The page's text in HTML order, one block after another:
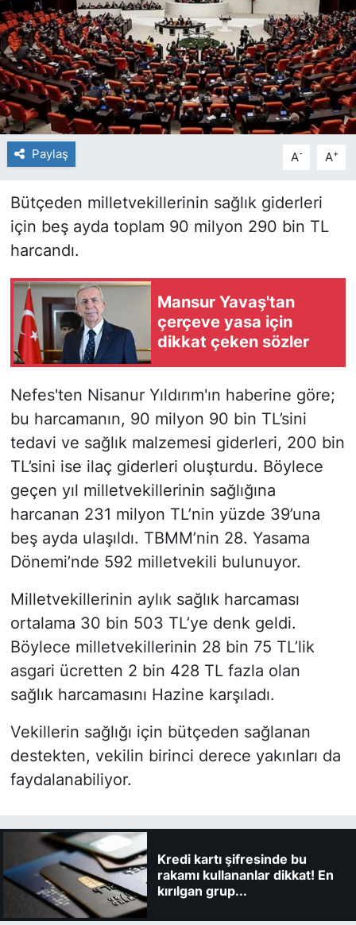
Paylaş A- A+
Bütçeden milletvekillerinin sağlık giderleri
için beş ayda toplam 90 milyon 290 bin TL
harcandı.
Mansur Yavaş'tan
çerçeve yasa için
dikkat çeken sözler
Nefes'ten Nisanur Yıldırım'ın haberine göre;
bu harcamanın, 90 milyon 90 bin TL’sini
tedavi ve sağlık malzemesi giderleri, 200 bin
TL’sini ise ilaç giderleri oluşturdu. Böylece
geçen yıl milletvekillerinin sağlığına
harcanan 231 milyon TL’nin yüzde 39’una
beş ayda ulaşıldı. TBMM’nin 28. Yasama
Dönemi’nde 592 milletvekili bulunuyor.
Milletvekillerinin aylık sağlık harcaması
ortalama 30 bin 503 TL’ye denk geldi.
Böylece milletvekillerinin 28 bin 75 TL’lik
asgari ücretten 2 bin 428 TL fazla olan
sağlık harcamasını Hazine karşıladı.
Vekillerin sağlığı için bütçeden sağlanan
destekten, vekilin birinci derece yakınları da
faydalanabiliyor.
Kredi kartı şifresinde bu
rakamı kullananlar dikkat! En
kırılgan grup...